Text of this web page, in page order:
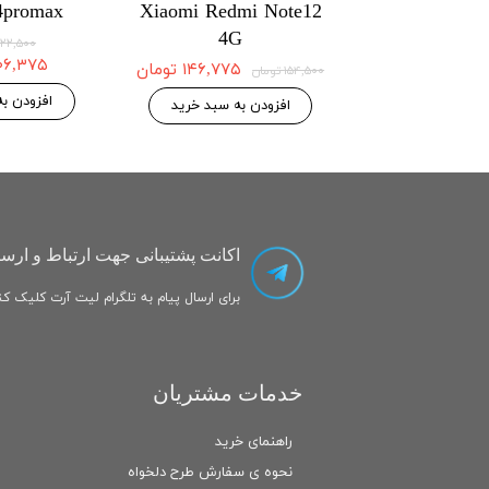
۳۲۲,۵۰۰
۳۰۶,۳۷۵
افزودن
Xiaomi Redmi Note12
4G
۱۵۴,۵۰۰ تومان ۱۴۶,۷۷۵ تومان
افزودن به سبد خرید
راهنمای خرید
نحوه ی سفارش طرح دلخواه
خدمات مشتریان
اکانت پشتیبانی جهت ارتباط و
برای ارسال پیام به تلگرام لیت آرت کلیک